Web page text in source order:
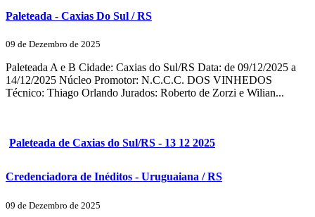
Paleteada - Caxias Do Sul / RS
09 de Dezembro de 2025
Paleteada A e B Cidade: Caxias do Sul/RS Data: de 09/12/2025 a
14/12/2025 Núcleo Promotor: N.C.C.C. DOS VINHEDOS
Técnico: Thiago Orlando Jurados: Roberto de Zorzi e Wilian...
Paleteada de Caxias do Sul/RS - 13 12 2025
Credenciadora de Inéditos - Uruguaiana / RS
09 de Dezembro de 2025